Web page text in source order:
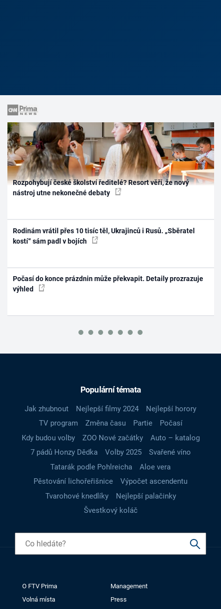
Rozpohybují české školství ředitelé? Resort věří, že nový
nástroj utne nekonečné debaty
Rodinám vrátil přes 10 tisíc těl, Ukrajinců i Rusů. „Sběratel
kostí“ sám padl v bojích
Počasí do konce prázdnin může překvapit. Detaily prozrazuje
výhled
Populární témata
Jak zhubnout Nejlepší filmy 2024
Nejlepší horory
TV program
Změna času Partie
Počasí
Kdy budou volby
ZOO Nové začátky
Auto – katalog
7 pádů Honzy Dědka
Volby 2025
Svařené víno
Tatarák podle Pohlreicha
Aloe vera
Pěstování lichořeřišnice
Výpočet ascendentu
Tvarohové knedlíky
Nejlepší palačinky
Švestkový koláč
O FTV Prima
Management
Volná místa
Press